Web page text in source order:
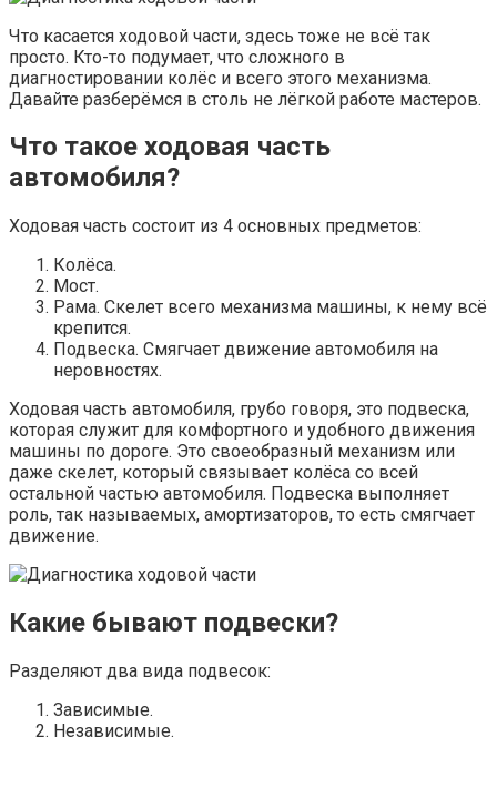
Что касается ходовой части, здесь тоже не всё так
просто. Кто-то подумает, что сложного в
диагностировании колёс и всего этого механизма.
Давайте разберёмся в столь не лёгкой работе мастеров.
Что такое ходовая часть
автомобиля?
Ходовая часть состоит из 4 основных предметов:
Колёса.
Мост.
Рама. Скелет всего механизма машины, к нему всё
крепится.
Подвеска. Смягчает движение автомобиля на
неровностях.
Ходовая часть автомобиля, грубо говоря, это подвеска,
которая служит для комфортного и удобного движения
машины по дороге. Это своеобразный механизм или
даже скелет, который связывает колёса со всей
остальной частью автомобиля. Подвеска выполняет
роль, так называемых, амортизаторов, то есть смягчает
движение.
Какие бывают подвески?
Разделяют два вида подвесок:
Зависимые.
Независимые.